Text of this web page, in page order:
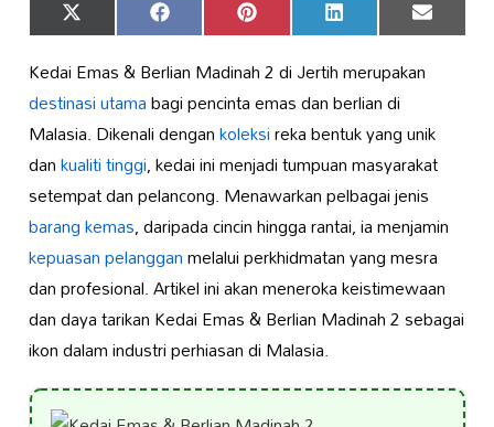
Share
on
X
(Twitter)
Share
on
Facebook Share
on
Pinterest Share
on
LinkedIn Share
on
Email
Kedai Emas & Berlian Madinah 2 di Jertih merupakan
destinasi utamabagi pencinta emas dan berlian di
Malasia. Dikenali dengankoleksireka bentuk yang unik
dankualiti tinggi, kedai ini menjadi tumpuan masyarakat
setempat dan pelancong. Menawarkan pelbagai jenis
barang kemas, daripada cincin hingga rantai, ia menjamin
kepuasan pelangganmelalui perkhidmatan yang mesra
dan profesional. Artikel ini akan meneroka keistimewaan
dan daya tarikan Kedai Emas & Berlian Madinah 2 sebagai
ikon dalam industri perhiasan di Malasia.